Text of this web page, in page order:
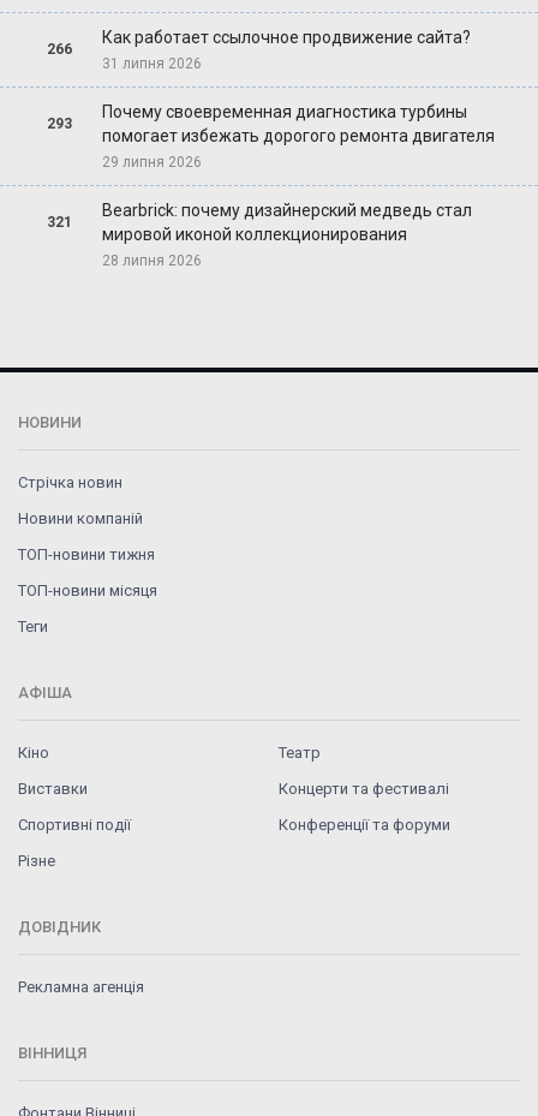
266
Как работает ссылочное продвижение сайта?
31 липня 2026
293
Почему своевременная диагностика турбины
помогает избежать дорогого ремонта двигателя
29 липня 2026
321
Bearbrick: почему дизайнерский медведь стал
мировой иконой коллекционирования
28 липня 2026
НОВИНИ
Стрічка новин
Новини компаній
ТОП-новини тижня
ТОП-новини місяця
Теги
АФІША
Кіно
Театр
Виставки
Концерти та фестивалі
Спортивні події
Конференції та форуми
Різне
ДОВІДНИК
Рекламна агенція
ВІННИЦЯ